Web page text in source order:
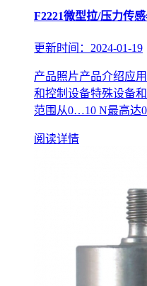
F2221微型拉/压力传
更新时间：2024-01-19
产品照片产品介绍应
和控制设备特殊设备
范围从0…10 N最高达
阅读详情